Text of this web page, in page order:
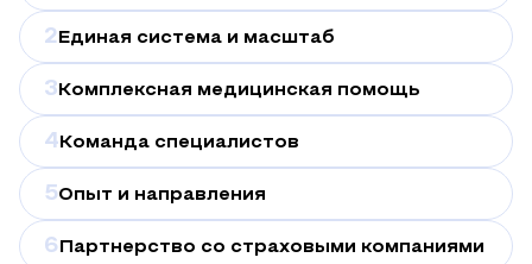
2 Единая система и масштаб
3 Комплексная медицинская помощь
4 Команда специалистов
5Опыт и направления
6 Партнерство со страховыми компаниями